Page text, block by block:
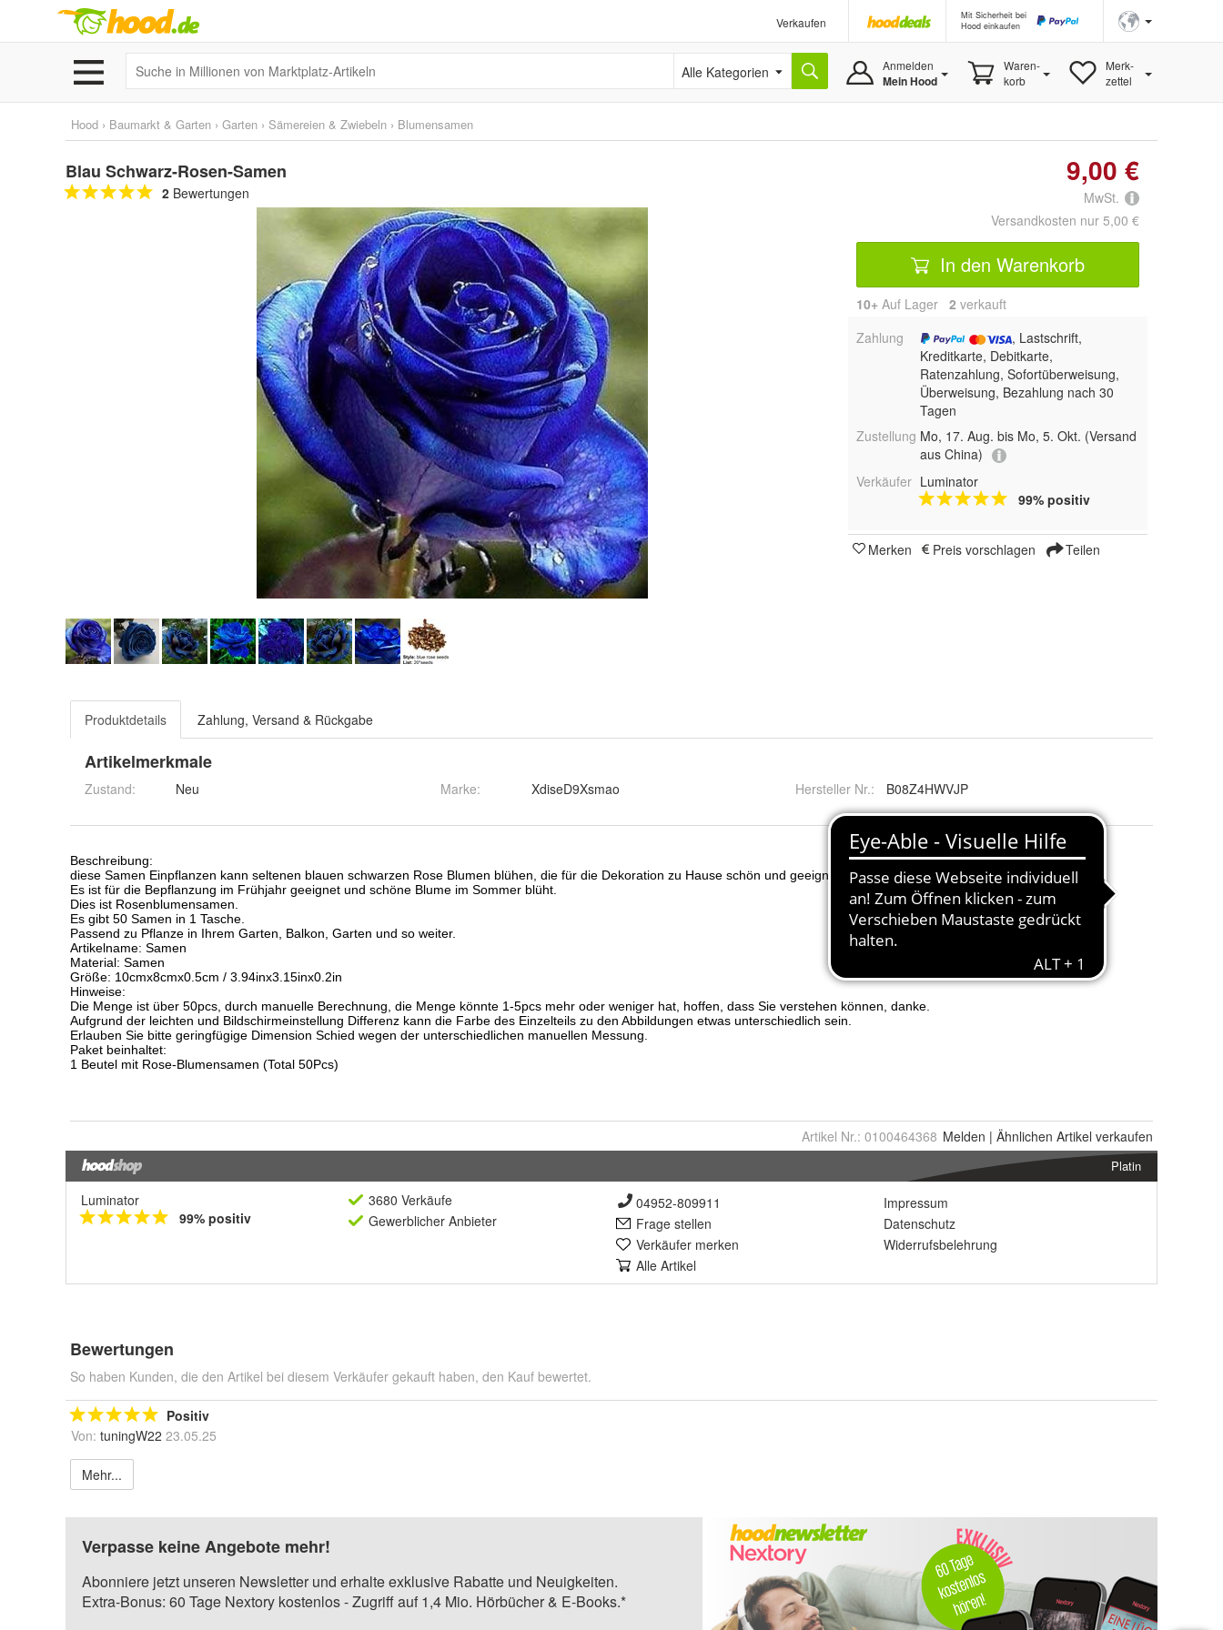
Verkaufen
Mit Sicherheit bei
Hood einkaufen
Alle Kategorien Anmelden
Mein Hood
Waren-
korb
Merk-
zettel
Hood › Baumarkt & Garten › Garten › Sämereien & Zwiebeln › Blumensamen
Blau Schwarz-Rosen-Samen
2 Bewertungen
9,00 €
MwSt.
Versandkosten nur 5,00 €
In den Warenkorb
10+ Auf Lager 2 verkauft
Zahlung
, Lastschrift,
Kreditkarte, Debitkarte,
Ratenzahlung, Sofortüberweisung,
Überweisung, Bezahlung nach 30
Tagen
Zustellung Mo, 17. Aug. bis Mo, 5. Okt. (Versand
aus China)
Verkäufer Luminator
99% positiv
Merken Preis vorschlagen Teilen
Produktdetails Zahlung, Versand & Rückgabe
Artikelmerkmale
Zustand: Neu Marke: XdiseD9Xsmao Hersteller Nr.: B08Z4HWVJP
Artikel Nr.: 0100464368 Melden | Ähnlichen Artikel verkaufen
Platin
Luminator
99% positiv
3680 Verkäufe
Gewerblicher Anbieter
04952-809911
Frage stellen
Verkäufer merken
Alle Artikel
Impressum
Datenschutz
Widerrufsbelehrung
Bewertungen
So haben Kunden, die den Artikel bei diesem Verkäufer gekauft haben, den Kauf bewertet.
Positiv
Von: tuningW22 23.05.25
Mehr...
Verpasse keine Angebote mehr!
Abonniere jetzt unseren Newsletter und erhalte exklusive Rabatte und Neuigkeiten.
Extra-Bonus: 60 Tage Nextory kostenlos - Zugriff auf 1,4 Mio. Hörbücher & E-Books.*